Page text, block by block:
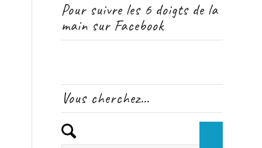
Pour suivre les 6 doigts de la
main sur Facebook
Vous cherchez…